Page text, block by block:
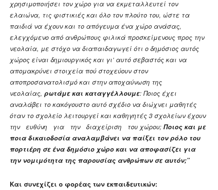
χρησιμοποιήσει τον χώρο για να εκμεταλλευτεί τον
ελαιώνα, τις φιστικιές και όλο τον πλούτο του, ώστε τα
παιδιά να έχουν και το απόγευμα ένα χώρο ανάσας,
ελεγχόμενο από ανθρώπους φιλικά προσκείμενους προς την
νεολαία, με στόχο να διαπαιδαγωγεί ότι ο δημόσιος αυτός
χώρος είναι δημιουργικός και γι’ αυτό σεβαστός και να
απομακρύνει στοιχεία πού στοχεύουν στον
αποπροσανατολισμό και στην αποχαύνωση της
νεολαίας, ρωτάμε και καταγγέλλουμε: Ποιος έχει
αναλάβει το κακόγουστο αυτό σχέδιο να διώχνει μαθητές
όταν το σχολείο λειτουργεί και καθηγητές 3 σχολείων έχουν
την ευθύνη για την διαχείριση του χώρου; Ποιος και με
ποια δικαιοδοσία αναλαμβάνει να παίξει τον ρόλο του
πορτιέρη σε ένα δημόσιο χώρο και να αποφασίζει για
την νομιμότητα της παρουσίας ανθρώπων σε αυτόν;”
Και συνεχίζει ο φορέας των εκπαιδευτικών: